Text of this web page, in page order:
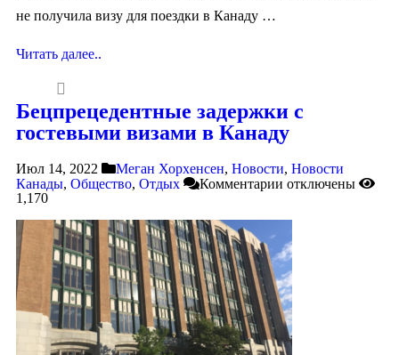
не получила визу для поездки в Канаду …
Читать далее..
Бецпрецедентные задержки с
гостевыми визами в Канаду
Июл 14, 2022 Меган Хорхенсен, Новости, Новости
Канады, Общество, Отдых Комментарии отключены
1,170